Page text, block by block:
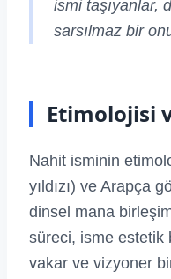
ismi taşıyanlar,
sarsılmaz bir
Etimolojisi
Nahit isminin
yıldızı) ve Arapça
dinsel mana
süreci, isme estetik
vakar ve vizyoner